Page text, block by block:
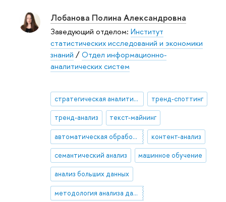
Лобанова Полина Александровна
Заведующий отделом: Институт
статистических исследований и экономики
знаний /Отдел информационно-
аналитических систем
стратегическая аналитика тренд-споттинг
тренд-анализ текст-майнинг
автоматическая обработка текста контент-анализ
семантический анализ машинное обучение
анализ больших данных
методология анализа данных